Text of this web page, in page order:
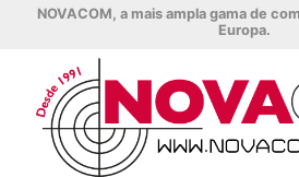
NOVACOM, a mais ampla gama de
Europa.